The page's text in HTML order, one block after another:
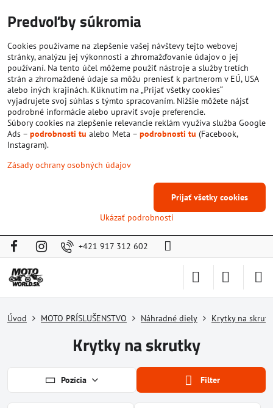
+421 917 312 602
Úvod MOTO PRÍSLUŠENSTVO Náhradné diely Krytky na
Krytky na skrutky
Pozícia Filter
Predvoľby súkromia
Cookies používame na zlepšenie vašej návštevy tejto webovej
stránky, analýzu jej výkonnosti a zhromažďovanie údajov o jej
používaní. Na tento účel môžeme použiť nástroje a služby tretích
strán a zhromaždené údaje sa môžu preniesť k partnerom v EÚ, USA
alebo iných krajinách. Kliknutím na „Prijať všetky cookies“
vyjadrujete svoj súhlas s týmto spracovaním. Nižšie môžete nájsť
podrobné informácie alebo upraviť svoje preferencie.
Súbory cookies na zlepšenie relevancie reklám využíva služba Google
Ads – podrobnosti tu alebo Meta – podrobnosti tu (Facebook,
Instagram).
Zásady ochrany osobných údajov
Ukázať podrobnosti
Prijať všetky cookies